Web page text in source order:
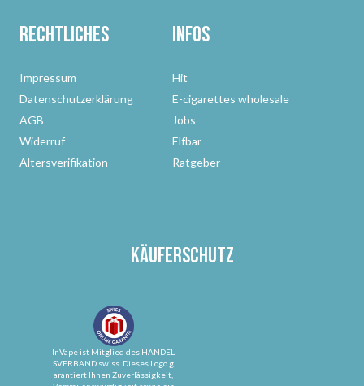
Rechtliches
Impressum
Datenschutzerklärung
AGB
Widerruf
Altersverifikation
Infos
Hit
E-cigarettes wholesale
Jobs
Elfbar
Ratgeber
Käuferschutz
InVape ist Mitglied des HANDEL
SVERBAND.swiss. Dieses Logo g
arantiert Ihnen Zuverlässigkeit,